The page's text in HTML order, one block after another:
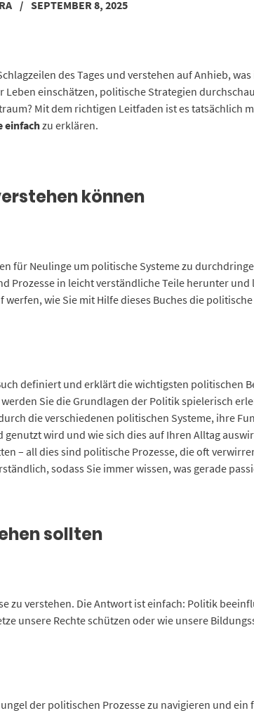
/ SEPTEMBER 8, 2025
des Tages und verstehen auf Anhieb,
einschätzen, politische Strategien
Mit dem richtigen Leitfaden ist es tatsächlich
einfachzu erklären.
können
für Neulinge um politische Systeme zu
Prozesse in leicht verständliche Teile herunter
wie Sie mit Hilfe dieses Buches die
definiert und erklärt die wichtigsten politischen
Sie die Grundlagen der Politik spielerisch
die verschiedenen politischen Systeme, ihre
wird und wie sich dies auf Ihren Alltag
– all dies sind politische Prozesse, die oft
sodass Sie immer wissen, was gerade
sollten
zu verstehen. Die Antwort ist einfach: Politik
unsere Rechte schützen oder wie unsere
der politischen Prozesse zu navigieren und